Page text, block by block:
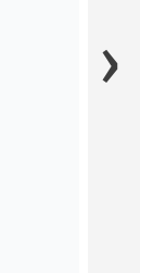
Die
–